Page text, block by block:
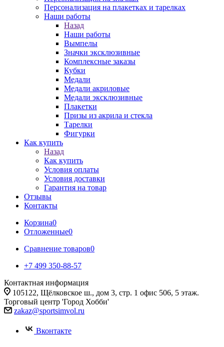
Персонализация на плакетках и тарелках
Наши работы
Назад
Наши работы
Вымпелы
Значки эксклюзивные
Комплексные заказы
Кубки
Медали
Медали акриловые
Медали эксклюзивные
Плакетки
Призы из акрила и стекла
Тарелки
Фигурки
Как купить
Назад
Как купить
Условия оплаты
Условия доставки
Гарантия на товар
Отзывы
Контакты
Корзина0
Отложенные0
Сравнение товаров0
+7 499 350-88-57
Контактная информация
105122, Щёлковское ш., дом 3, стр. 1 офис 506, 5 этаж.
Торговый центр 'Город Хобби'
zakaz@sportsimvol.ru
Вконтакте